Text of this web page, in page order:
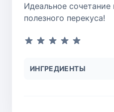
Идеальное сочетание
полезного перекуса!
ИНГРЕДИЕНТЫ